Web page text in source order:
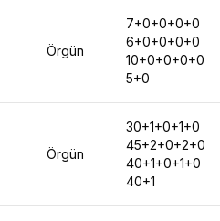
Örgün
7+0+0+0+0
6+0+0+0+0
10+0+0+0+0
5+0
Örgün
30+1+0+1+0
45+2+0+2+0
40+1+0+1+0
40+1